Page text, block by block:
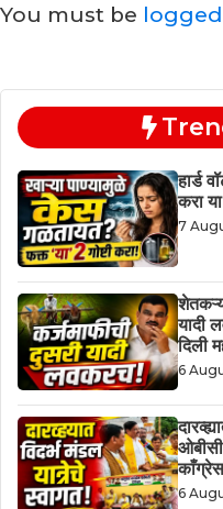
You must be
हार्ड
करा
7
यादी
दिली
6
6